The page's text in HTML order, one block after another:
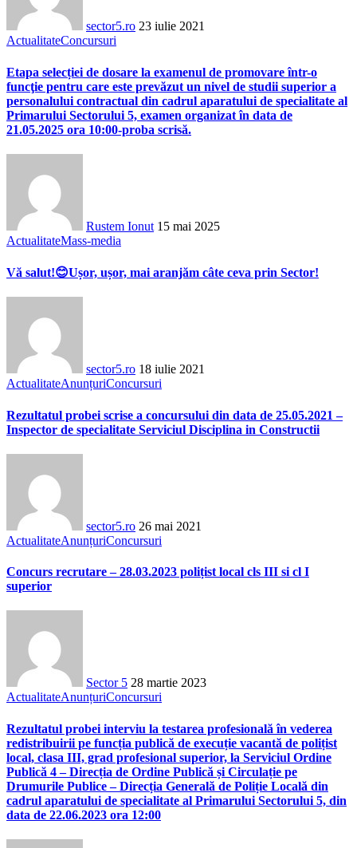
sector5.ro 23 iulie 2021
ActualitateConcursuri
Etapa selecției de dosare la examenul de promovare într-o
funcţie pentru care este prevăzut un nivel de studii superior a
personalului contractual din cadrul aparatului de specialitate al
Primarului Sectorului 5, examen organizat în data de
21.05.2025 ora 10:00-proba scrisă.
Rustem Ionut 15 mai 2025
ActualitateMass-media
Vă salut!😊Ușor, ușor, mai aranjăm câte ceva prin Sector!
sector5.ro 18 iulie 2021
ActualitateAnunțuriConcursuri
Rezultatul probei scrise a concursului din data de 25.05.2021 –
Inspector de specialitate Serviciul Disciplina in Constructii
sector5.ro 26 mai 2021
ActualitateAnunțuriConcursuri
Concurs recrutare – 28.03.2023 polițist local cls III si cl I
superior
Sector 5 28 martie 2023
ActualitateAnunțuriConcursuri
Rezultatul probei interviu la testarea profesională în vederea
redistribuirii pe funcția publică de execuție vacantă de polițist
local, clasa III, grad profesional superior, la Serviciul Ordine
Publică 4 – Direcția de Ordine Publică și Circulație pe
Drumurile Publice – Direcția Generală de Poliție Locală din
cadrul aparatului de specialitate al Primarului Sectorului 5, din
data de 22.06.2023 ora 12:00